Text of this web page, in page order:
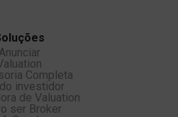
Anunciar
Completa
investidor
de Valuation
ser Broker